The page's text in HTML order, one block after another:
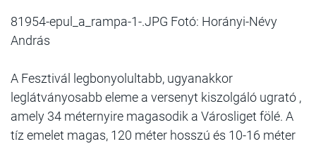
81954-epul_a_rampa-1-.JPG Fotó: Horányi-Névy
András
A Fesztivál legbonyolultabb, ugyanakkor
leglátványosabb eleme a versenyt kiszolgáló ugrató ,
amely 34 méternyire magasodik a Városliget fölé. A
tíz emelet magas, 120 méter hosszú és 10-16 méter